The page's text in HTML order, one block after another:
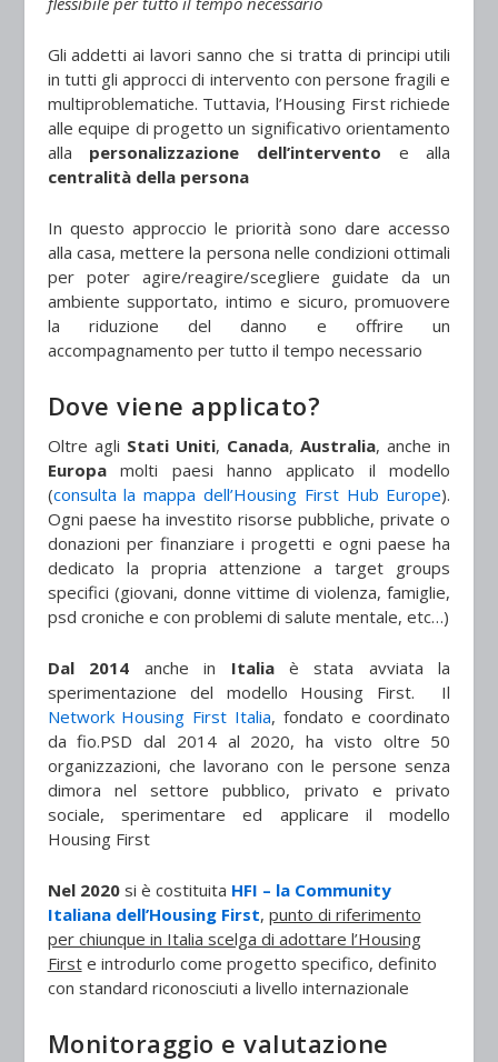
Gli addetti ai lavori sanno che si tratta di principi utili
in tutti gli approcci di intervento con persone fragili e
multiproblematiche. Tuttavia, l’Housing First richiede
alle equipe di progetto un significativo orientamento
alla personalizzazione dell’intervento e alla
centralità della persona
In questo approccio le priorità sono dare accesso
alla casa, mettere la persona nelle condizioni ottimali
per poter agire/reagire/scegliere guidate da un
ambiente supportato, intimo e sicuro, promuovere
la riduzione del danno e offrire un
accompagnamento per tutto il tempo necessario
Dove viene applicato?
Oltre agli Stati Uniti, Canada,Australia, anche in
Europamolti paesi hanno applicato il modello
(consulta la mappa dell’Housing First Hub Europe).
Ogni paese ha investito risorse pubbliche, private o
donazioni per finanziare i progetti e ogni paese ha
dedicato la propria attenzione a target groups
specifici (giovani, donne vittime di violenza, famiglie,
psd croniche e con problemi di salute mentale, etc…)
Dal 2014 anche in Italia è stata avviata la
sperimentazione del modello Housing First. Il
Network Housing First Italia, fondato e coordinato
da fio.PSD dal 2014 al 2020, ha visto oltre 50
organizzazioni, che lavorano con le persone senza
dimora nel settore pubblico, privato e privato
sociale, sperimentare ed applicare il modello
Housing First
Nel 2020si è costituita HFI – la Community
Italiana dell’Housing First, punto di riferimento
per chiunque in Italia scelga di adottare l’Housing
Firste introdurlo come progetto specifico, definito
con standard riconosciuti a livello internazionale
Monitoraggio e valutazione